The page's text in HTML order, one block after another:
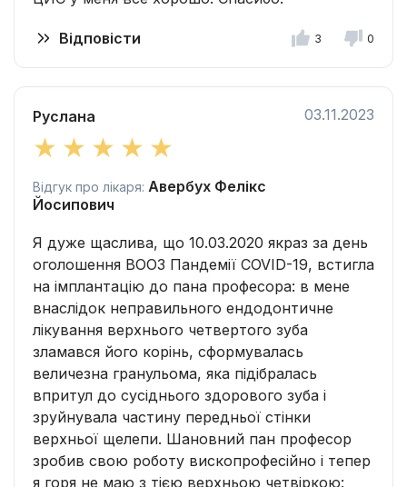
Відповісти 3 0
Руслана 03.11.2023
Відгук про лікаря: Авербух Фелікс
Йосипович
Я дуже щаслива, що 10.03.2020 якраз за день
оголошення ВООЗ Пандемії COVID-19, встигла
на імплантацію до пана професора: в мене
внаслідок неправильного ендодонтичне
лікування верхнього четвертого зуба
зламався його корінь, сформувалась
величезна гранульома, яка підібралась
впритул до сусіднього здорового зуба і
зруйнувала частину передньої стінки
верхньої щелепи. Шановний пан професор
зробив свою роботу вископрофесійно і тепер
я горя не маю з тією верхньою четвіркою: